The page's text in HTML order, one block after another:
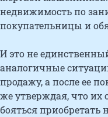
недвижимость по
покупательницы и
И это не
аналогичные
продажу, а после ее
же утверждая, что их
бояться